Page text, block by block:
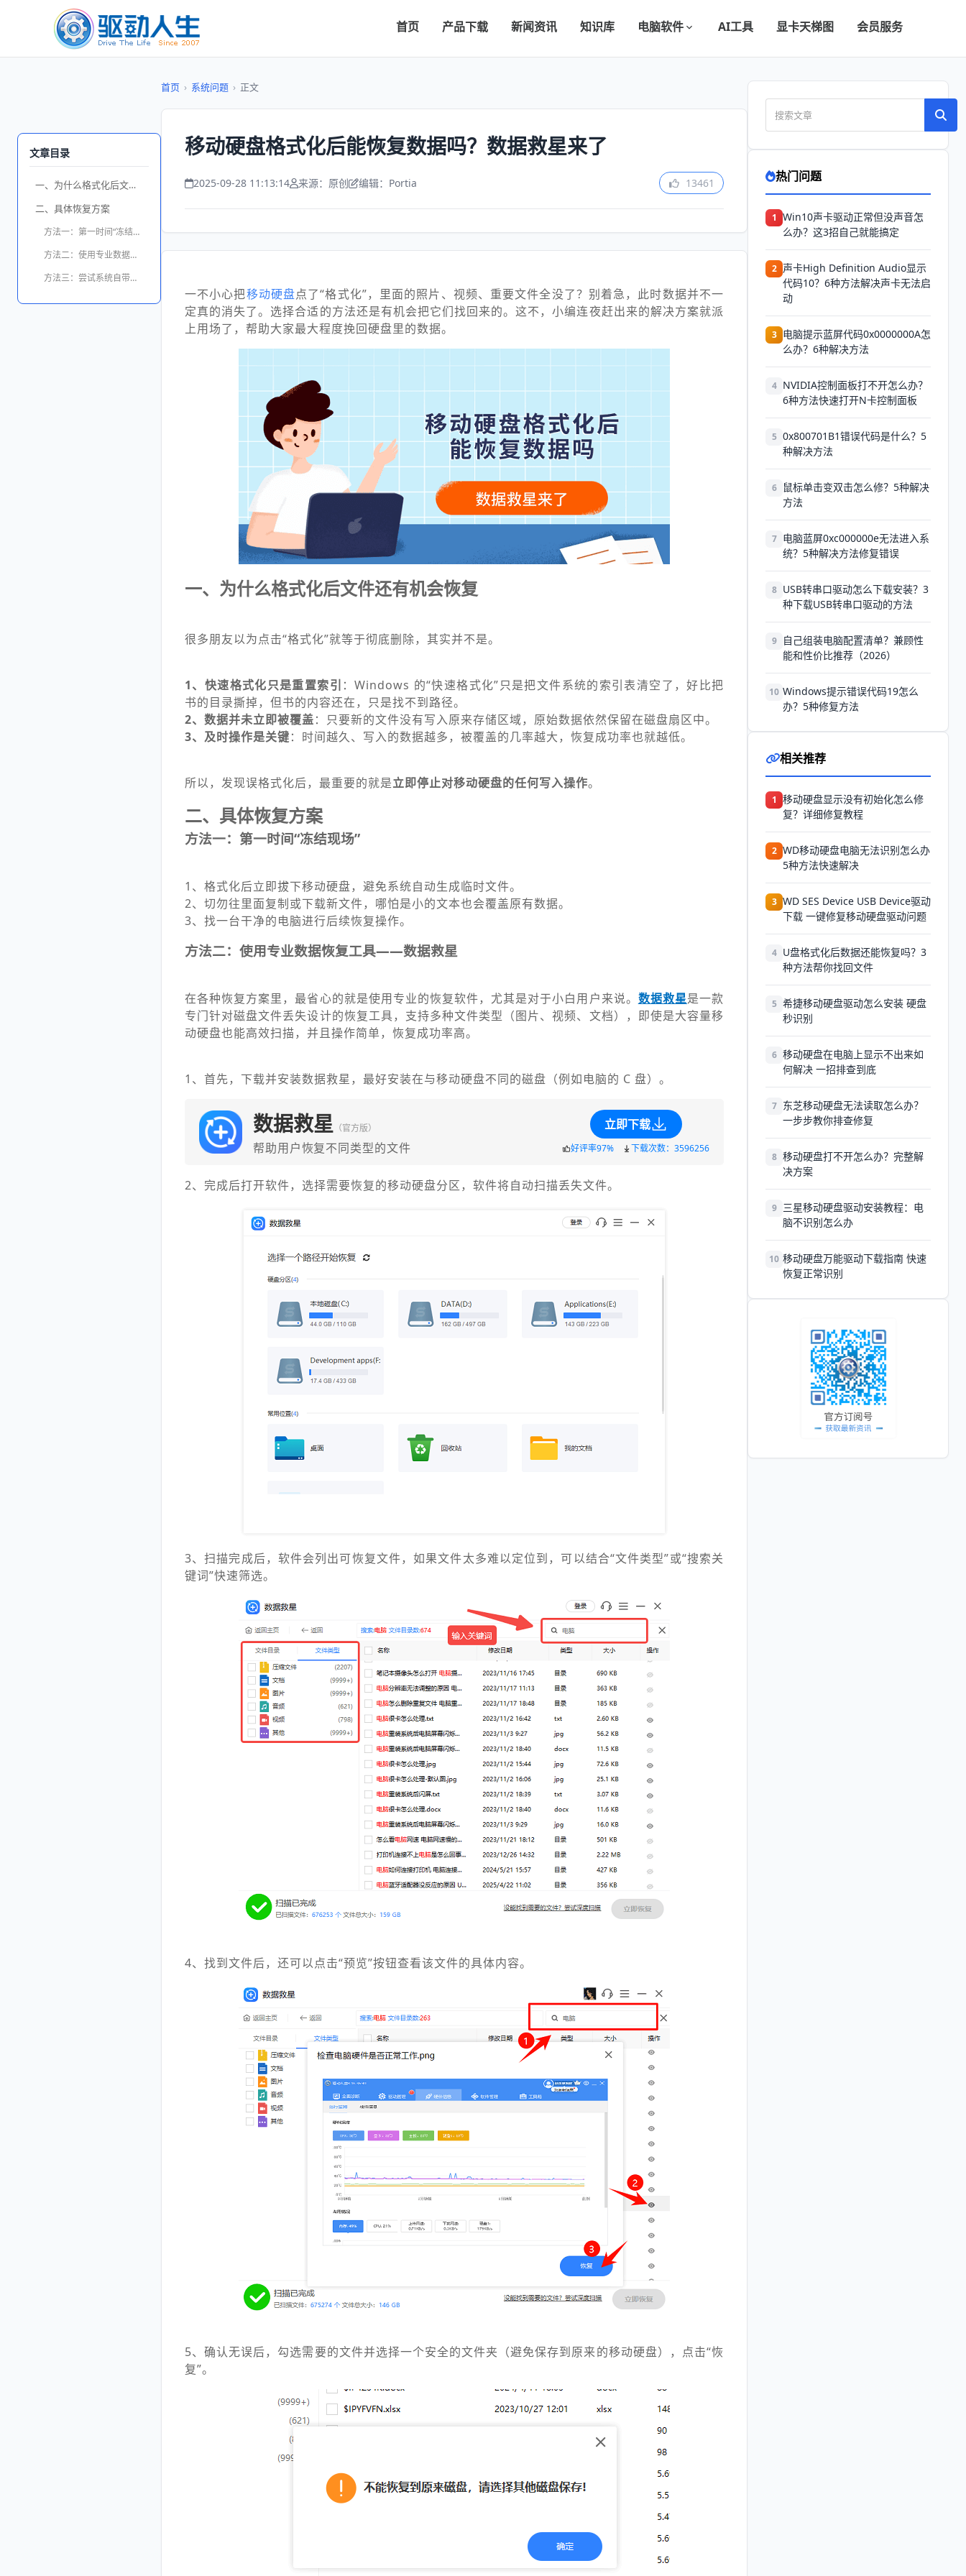
首页 产品下载 新闻资讯 知识库 电脑软件 AI工具 显卡天梯图 会员服务
文章目录
一、为什么格式化后文件还有机会恢复
二、具体恢复方案
方法一：第一时间“冻结现场”
方法二：使用专业数据恢复工具——数据救星
方法三：尝试系统自带的“以前的版本”
首页 › 系统问题 › 正文
移动硬盘格式化后能恢复数据吗？数据救星来了
2025-09-28 11:13:14 来源：原创 编辑：Portia 13461
一不小心把移动硬盘点了“格式化”，里面的照片、视频、重要文件全没了？别着急，此时数据并不一
定真的消失了。选择合适的方法还是有机会把它们找回来的。这不，小编连夜赶出来的解决方案就派
上用场了，帮助大家最大程度挽回硬盘里的数据。
一、为什么格式化后文件还有机会恢复
很多朋友以为点击“格式化”就等于彻底删除，其实并不是。
1、快速格式化只是重置索引 ：Windows 的“快速格式化”只是把文件系统的索引表清空了，好比把
书的目录撕掉，但书的内容还在，只是找不到路径。
2、数据并未立即被覆盖：只要新的文件没有写入原来存储区域，原始数据依然保留在磁盘扇区中。
3、及时操作是关键：时间越久、写入的数据越多，被覆盖的几率越大，恢复成功率也就越低。
所以，发现误格式化后，最重要的就是立即停止对移动硬盘的任何写入操作。
二、具体恢复方案
方法一：第一时间“冻结现场”
1、格式化后立即拔下移动硬盘，避免系统自动生成临时文件。
2、切勿往里面复制或下载新文件，哪怕是小的文本也会覆盖原有数据。
3、找一台干净的电脑进行后续恢复操作。
方法二：使用专业数据恢复工具——数据救星
在各种恢复方案里，最省心的就是使用专业的恢复软件，尤其是对于小白用户来说。 数据救星是一款
专门针对磁盘文件丢失设计的恢复工具，支持多种文件类型（图片、视频、文档），即使是大容量移
动硬盘也能高效扫描，并且操作简单，恢复成功率高。
1、首先，下载并安装数据救星，最好安装在与移动硬盘不同的磁盘（例如电脑的 C 盘）。
数据救星 （官方版）
帮助用户恢复不同类型的文件
立即下载
好评率97% 下载次数：3596256
2、完成后打开软件，选择需要恢复的移动硬盘分区，软件将自动扫描丢失文件。
3、扫描完成后，软件会列出可恢复文件，如果文件太多难以定位到，可以结合“文件类型”或“搜索关
键词”快速筛选。
4、找到文件后，还可以点击“预览”按钮查看该文件的具体内容。
5、确认无误后，勾选需要的文件并选择一个安全的文件夹（避免保存到原来的移动硬盘），点击“恢
复”。
热门问题
1 Win10声卡驱动正常但没声音怎
么办？这3招自己就能搞定
2 声卡High Definition Audio显示
代码10？6种方法解决声卡无法启
动
3 电脑提示蓝屏代码0x0000000A怎
么办？6种解决方法
4 NVIDIA控制面板打不开怎么办？
6种方法快速打开N卡控制面板
5 0x800701B1错误代码是什么？5
种解决方法
6
鼠标单击变双击怎么修？5种解决
方法
7 电脑蓝屏0xc000000e无法进入系
统？5种解决方法修复错误
8 USB转串口驱动怎么下载安装？3
种下载USB转串口驱动的方法
9
自己组装电脑配置清单？兼顾性
能和性价比推荐（2026）
10 Windows提示错误代码19怎么
办？5种修复方法
相关推荐
1 移动硬盘显示没有初始化怎么修
复？详细修复教程
2 WD移动硬盘电脑无法识别怎么办
5种方法快速解决
3 WD SES Device USB Device驱动
下载 一键修复移动硬盘驱动问题
4 U盘格式化后数据还能恢复吗？3
种方法帮你找回文件
5 希捷移动硬盘驱动怎么安装 硬盘
秒识别
6 移动硬盘在电脑上显示不出来如
何解决 一招排查到底
7 东芝移动硬盘无法读取怎么办？
一步步教你排查修复
8 移动硬盘打不开怎么办？完整解
决方案
9 三星移动硬盘驱动安装教程：电
脑不识别怎么办
10 移动硬盘万能驱动下载指南 快速
恢复正常识别